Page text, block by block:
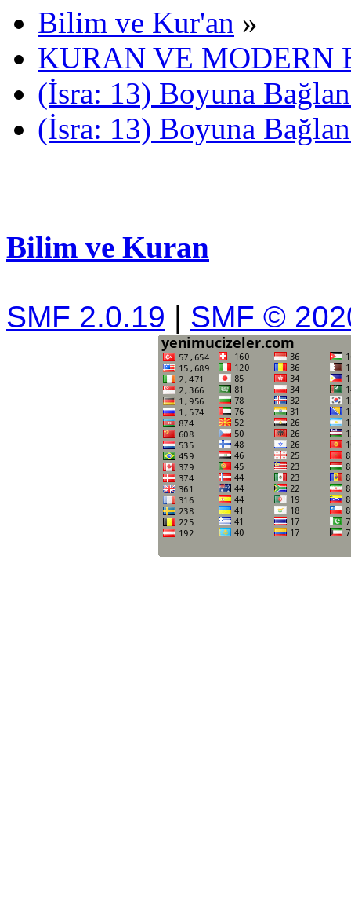
Bilim ve Kur'an »
KURAN VE
(İsra: 13) Boyuna
(İsra: 13) Boyuna
Bilim ve Kuran
SMF 2.0.19 | SMF ©